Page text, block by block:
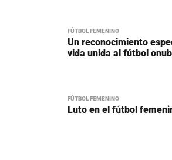
FÚTBOL FEMENINO
Un reconocimiento
vida unida al fútbol
FÚTBOL FEMENINO
Luto en el fútbol